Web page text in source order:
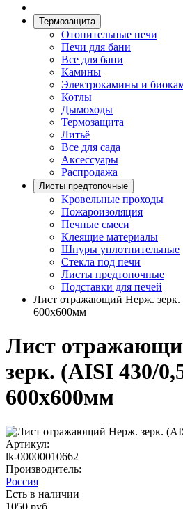
Термозащита
Отопительные печи
Печи для бани
Все для бани
Камины
Электрокамины и
Котлы
Дымоходы
Термозащита
Литьё
Все для сада
Аксессуары
Распродажа
Листы предтопочные
Кровельные проходы
Пожароизоляция
Печные смеси
Клеящие материалы
Шнуры уплотнительные
Стекла под печи
Листы предтопочные
Подставки для печей
Лист отражающий Нерж.
600х600мм
Лист
зерк. (AISI 430/
600х600мм
Артикул:
lk-00000010662
Производитель:
Россия
Есть в наличии
1050 руб.